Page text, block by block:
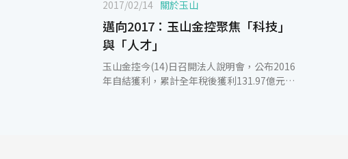
2017/02/14 關於玉山
邁向2017：玉山金控聚焦「科技」
與「人才」
玉山金控今(14)日召開法人說明會，公布2016
年自結獲利，累計全年稅後獲利131.97億元，